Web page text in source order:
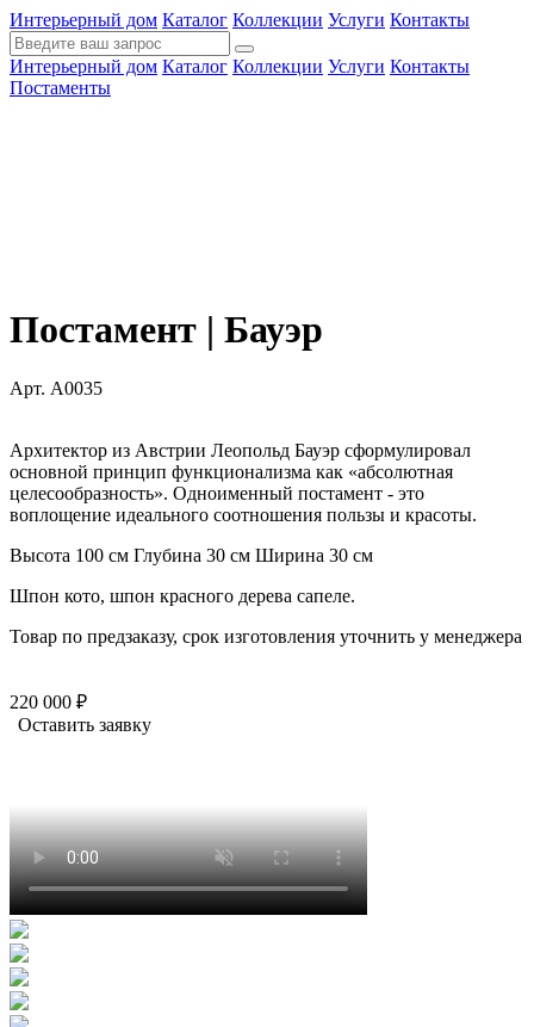
Интерьерный дом Каталог Коллекции Услуги Контакты
Интерьерный дом Каталог Коллекции Услуги Контакты
Постаменты
Постамент | Бауэр
Арт. А0035
Архитектор из Австрии Леопольд Бауэр сформулировал
основной принцип функционализма как «абсолютная
целесообразность». Одноименный постамент - это
воплощение идеального соотношения пользы и красоты.
Высота 100 см Глубина 30 см Ширина 30 см
Шпон кото, шпон красного дерева сапеле.
Товар по предзаказу, срок изготовления уточнить у менеджера
220 000 ₽
Оставить заявку